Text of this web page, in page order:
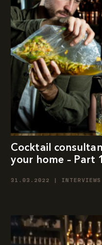
Cocktail
your home – Part 1
31.03.2022 | INTERVIEWS